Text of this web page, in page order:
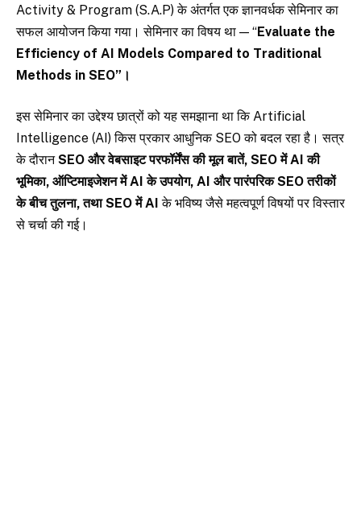
Activity & Program (S.A.P) के अंतर्गत एक ज्ञानवर्धक सेमिनार का
सफल आयोजन किया गया। सेमिनार का विषय था — “Evaluate the
Efficiency of AI Models Compared to Traditional
Methods in SEO”।
इस सेमिनार का उद्देश्य छात्रों को यह समझाना था कि Artificial
Intelligence (AI) किस प्रकार आधुनिक SEO को बदल रहा है। सत्र
के दौरानSEO और वेबसाइट परफॉर्मेंस की मूल बातें, SEO में AI की
भूमिका, ऑप्टिमाइजेशन में AI के उपयोग, AI और पारंपरिक SEO तरीकों
के बीच तुलना, तथा SEO में AI के भविष्य जैसे महत्वपूर्ण विषयों पर विस्तार
से चर्चा की गई।